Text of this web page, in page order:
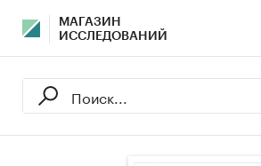
МАГАЗИН
ИССЛЕДОВАНИЙ